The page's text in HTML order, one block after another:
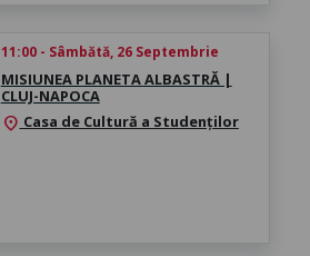
11:00 - Sâmbătă, 26 Septembrie
MISIUNEA PLANETA ALBASTRĂ |
CLUJ-NAPOCA
location_on Casa de Cultură a Studenților